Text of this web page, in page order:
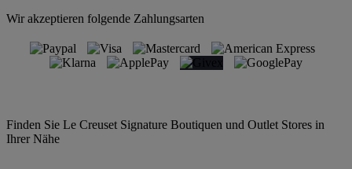
Wir akzeptieren folgende Zahlungsarten
Finden Sie Le Creuset Signature Boutiquen und Outlet Stores in
Ihrer Nähe